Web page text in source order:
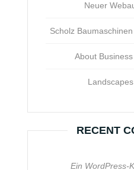
Neuer
Scholz
About
RECENT
Ein WordPress-